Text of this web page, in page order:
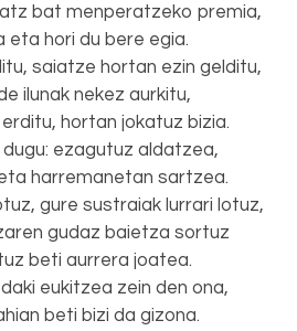
bat menperatzeko premia,
eta hori du bere egia.
saiatze hortan ezin gelditu,
ilunak nekez aurkitu,
hortan jokatuz bizia.
ezagutuz aldatzea,
harremanetan sartzea.
gure sustraiak lurrari lotuz,
gudaz baietza sortuz
beti aurrera joatea.
eukitzea zein den ona,
beti bizi da gizona.